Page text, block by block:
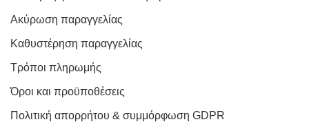
Ακύρωση παραγγελίας
Καθυστέρηση παραγγελίας
Τρόποι πληρωμής
Όροι και προϋποθέσεις
Πολιτική απορρήτου & συμμόρφωση GDPR